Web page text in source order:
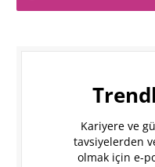
Kariyere ve
tavsiyelerden
olmak için e-